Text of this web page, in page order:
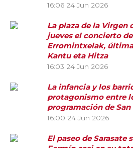
16:06 24 Jun 2026
La plaza de la Virgen
jueves el concierto
Erromintxelak,
Kantu eta Hitza
16:03 24 Jun 2026
La infancia y los
protagonismo entre
programación de
16:00 24 Jun 2026
El paseo de Sarasate